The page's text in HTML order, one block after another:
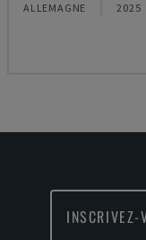
ALLEMAGNE 2025
INSCRIVEZ-